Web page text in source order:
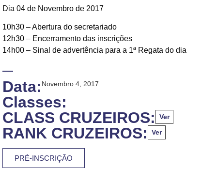
Dia 04 de Novembro de 2017
10h30 – Abertura do secretariado
12h30 – Encerramento das inscrições
14h00 – Sinal de advertência para a 1ª Regata do dia
Data: Novembro 4, 2017
Classes:
CLASS CRUZEIROS:
Ver
RANK CRUZEIROS: Ver
PRÉ-INSCRIÇÃO